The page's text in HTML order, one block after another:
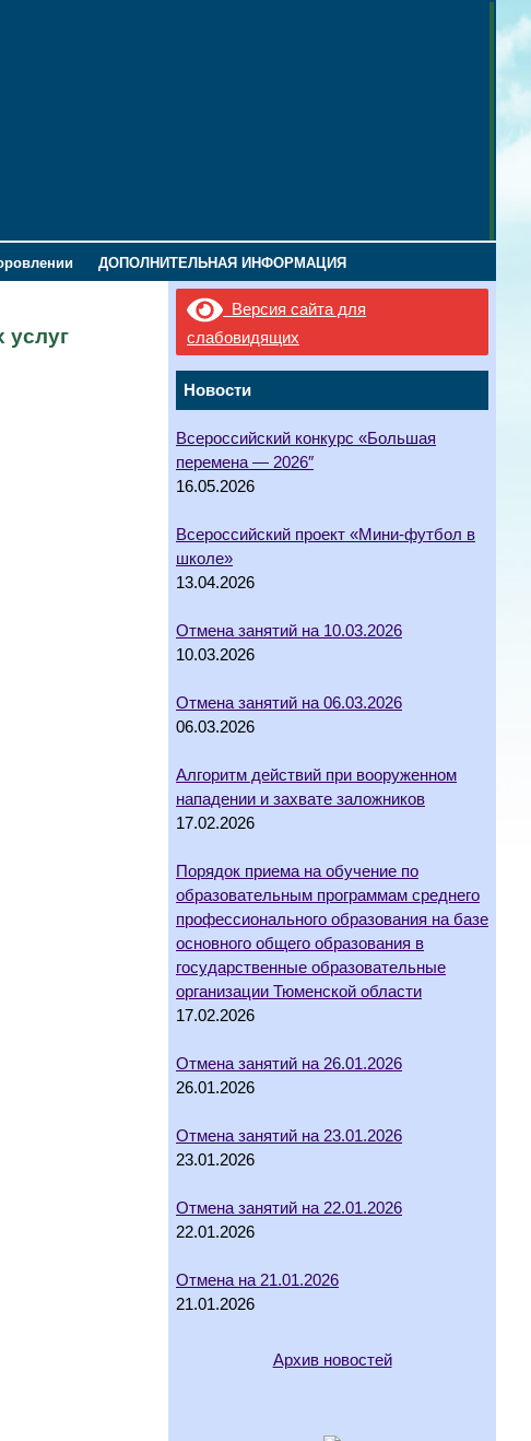
ДОПОЛНИТЕЛЬНАЯ ИНФОРМАЦИЯ
Версия сайта для
слабовидящих
Новости
Всероссийский конкурс «Большая
перемена — 2026″
16.05.2026
Всероссийский проект «Мини-футбол в
школе»
13.04.2026
Отмена занятий на 10.03.2026
10.03.2026
Отмена занятий на 06.03.2026
06.03.2026
Алгоритм действий при вооруженном
нападении и захвате заложников
17.02.2026
Порядок приема на обучение по
образовательным программам среднего
профессионального образования на базе
основного общего образования в
государственные образовательные
организации Тюменской области
17.02.2026
Отмена занятий на 26.01.2026
26.01.2026
Отмена занятий на 23.01.2026
23.01.2026
Отмена занятий на 22.01.2026
22.01.2026
Отмена на 21.01.2026
21.01.2026
Архив новостей
услуг